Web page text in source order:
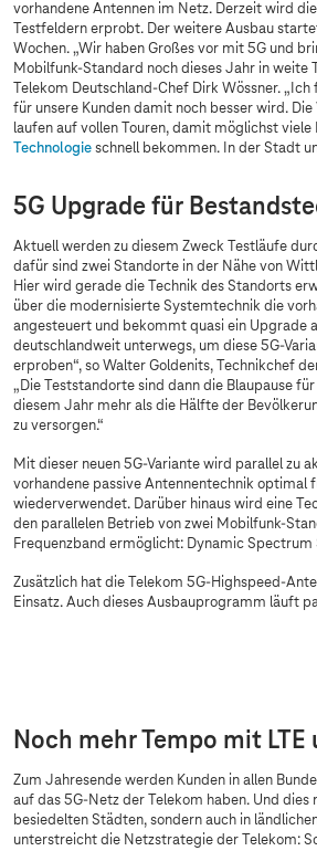
vorhandene Antennen im Netz. Derzeit wird
Testfeldern erprobt. Der weitere Ausbau
Wochen. „Wir haben Großes vor mit 5G und
Mobilfunk-Standard noch dieses Jahr in weite
Telekom Deutschland-Chef Dirk Wössner.
für unsere Kunden damit noch besser wird.
laufen auf vollen Touren, damit möglichst viele
Technologie schnell bekommen. In der Stadt
5G Upgrade für
Aktuell werden zu diesem Zweck Testläufe
dafür sind zwei Standorte in der Nähe von
Hier wird gerade die Technik des Standorts
über die modernisierte Systemtechnik die
angesteuert und bekommt quasi ein Upgrade
deutschlandweit unterwegs, um diese 5G-
erproben“, so Walter Goldenits, Technikchef
„Die Teststandorte sind dann die Blaupause
diesem Jahr mehr als die Hälfte der
zu versorgen.“
Mit dieser neuen 5G-Variante wird parallel zu
vorhandene passive Antennentechnik optimal
wiederverwendet. Darüber hinaus wird eine
den parallelen Betrieb von zwei Mobilfunk-
Frequenzband ermöglicht: Dynamic Spectrum
Zusätzlich hat die Telekom 5G-Highspeed-
Einsatz. Auch dieses Ausbauprogramm läuft
Noch mehr Tempo mit LTE
Zum Jahresende werden Kunden in allen
auf das 5G-Netz der Telekom haben. Und dies
besiedelten Städten, sondern auch in
unterstreicht die Netzstrategie der Telekom: